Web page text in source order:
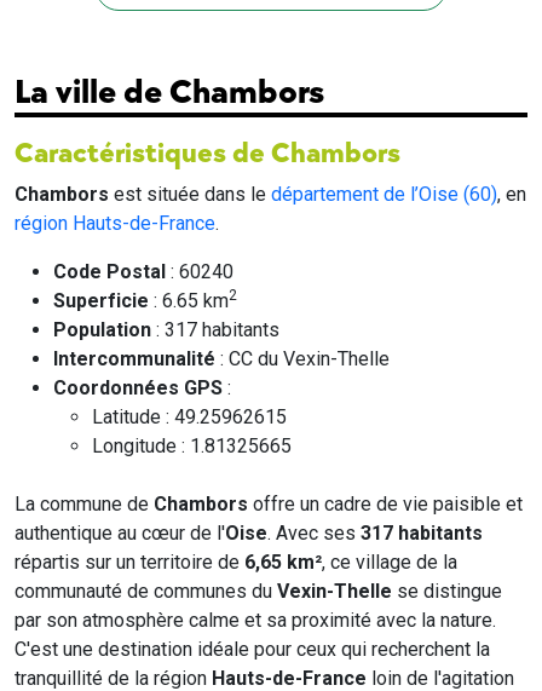
La ville de Chambors
Caractéristiques de Chambors
Chambors est située dans le département de l’Oise (60), en
région Hauts-de-France.
Code Postal : 60240
Superficie : 6.65 km2
Population : 317 habitants
Intercommunalité : CC du Vexin-Thelle
Coordonnées GPS :
Latitude : 49.25962615
Longitude : 1.81325665
La commune de Chambors offre un cadre de vie paisible et
authentique au cœur de l'Oise. Avec ses 317 habitants
répartis sur un territoire de 6,65 km², ce village de la
communauté de communes du Vexin-Thelle se distingue
par son atmosphère calme et sa proximité avec la nature.
C'est une destination idéale pour ceux qui recherchent la
tranquillité de la région Hauts-de-France loin de l'agitation